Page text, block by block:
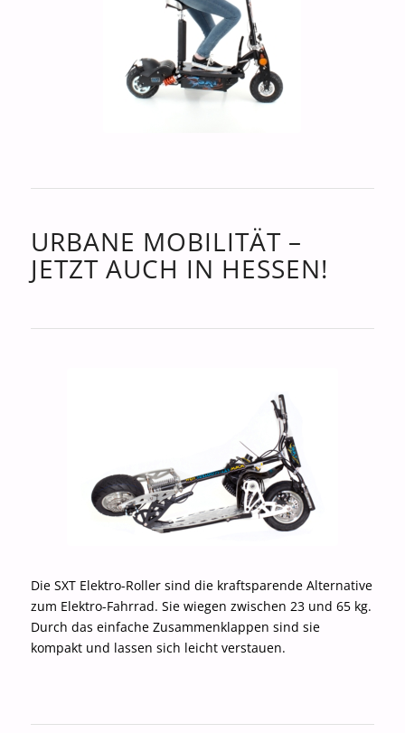
URBANE MOBILITÄT –
JETZT AUCH IN HESSEN!
Die SXT Elektro-Roller sind die kraftsparende Alternative
zum Elektro-Fahrrad. Sie wiegen zwischen 23 und 65 kg.
Durch das einfache Zusammenklappen sind sie
kompakt und lassen sich leicht verstauen.